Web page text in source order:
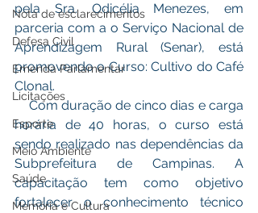
Nota de esclarecimentos
Defesa Civil
Emenda Parlamentar
Licitações
Esporte
Meio Ambiente
Saúde
Memória e Cultura
pela Sra. Odicélia Menezes, em
parceria com a o Serviço Nacional de
Aprendizagem Rural (Senar), está
promovendo o Curso: Cultivo do Café
Clonal.
horária de 40 horas, o curso está
sendo realizado nas dependências da
Subprefeitura de Campinas. A
capacitação tem como objetivo
fortalecer o conhecimento técnico